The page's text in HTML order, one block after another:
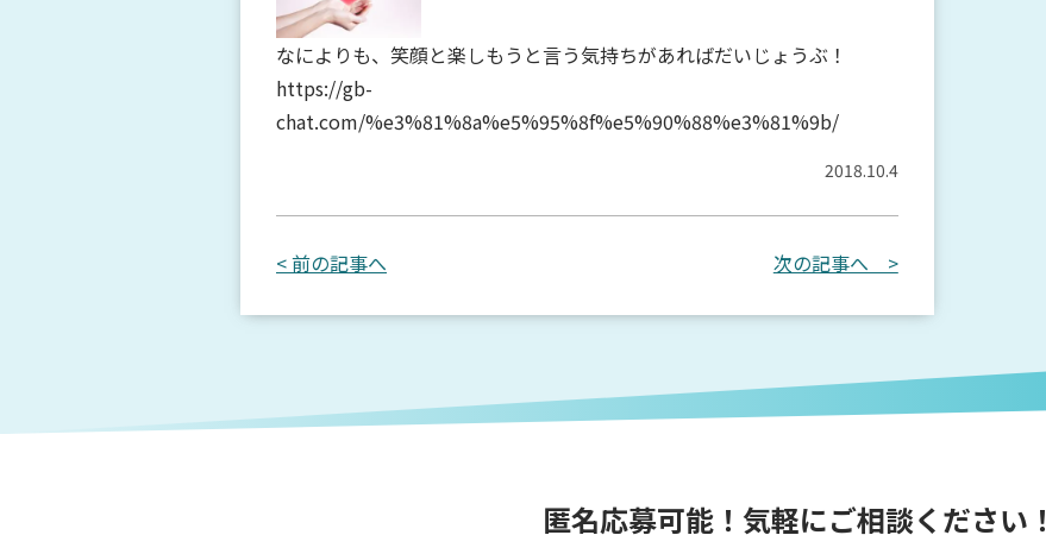
なによりも、笑顔と楽しもうと言う気持ちがあればだいじょうぶ！
https://gb-
chat.com/%e3%81%8a%e5%95%8f%e5%90%88%e3%81%9b/
2018.10.4
< 前の記事へ 次の記事へ >
匿名応募可能！気軽にご相談ください！